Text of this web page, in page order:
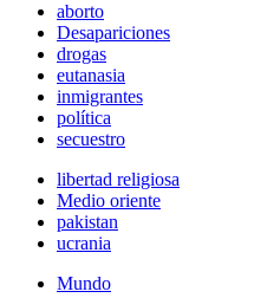
aborto
Desapariciones
drogas
eutanasia
inmigrantes
política
secuestro
libertad religiosa
Medio oriente
pakistan
ucrania
Mundo